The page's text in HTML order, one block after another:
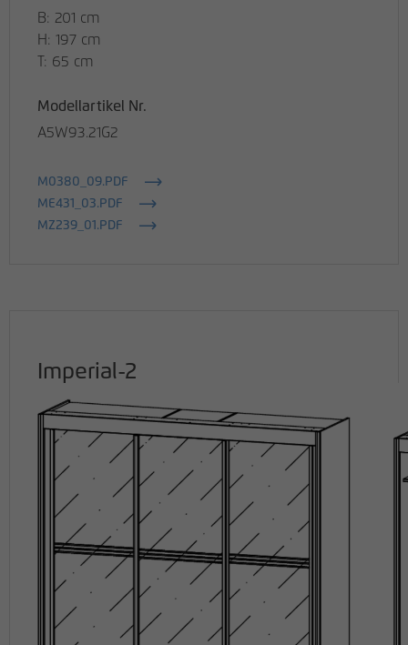
B: 201 cm
H: 197 cm
T: 65 cm
Modellartikel Nr.
A5W93.21G2
M0380_09.PDF
ME431_03.PDF
MZ239_01.PDF
Imperial-2